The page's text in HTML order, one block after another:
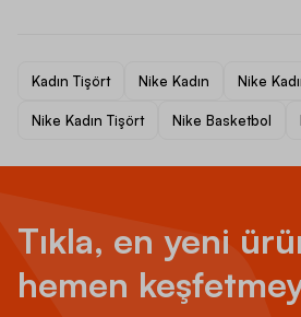
Kadın Tişört Nike Kadın Nike
Nike Kadın Tişört Nike Basketbol
Tıkla, en yeni
hemen